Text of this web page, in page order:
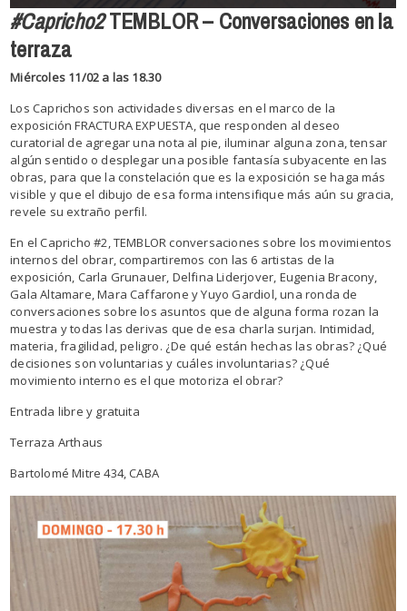
#Capricho2TEMBLOR – Conversaciones en la
terraza
Miércoles 11/02 a las 18.30
Los Caprichos son actividades diversas en el marco de la
exposición FRACTURA EXPUESTA, que responden al deseo
curatorial de agregar una nota al pie, iluminar alguna zona, tensar
algún sentido o desplegar una posible fantasía subyacente en las
obras, para que la constelación que es la exposición se haga más
visible y que el dibujo de esa forma intensifique más aún su gracia,
revele su extraño perfil.
En el Capricho #2, TEMBLOR conversaciones sobre los movimientos
internos del obrar, compartiremos con las 6 artistas de la
exposición, Carla Grunauer, Delfina Liderjover, Eugenia Bracony,
Gala Altamare, Mara Caffarone y Yuyo Gardiol, una ronda de
conversaciones sobre los asuntos que de alguna forma rozan la
muestra y todas las derivas que de esa charla surjan. Intimidad,
materia, fragilidad, peligro. ¿De qué están hechas las obras? ¿Qué
decisiones son voluntarias y cuáles involuntarias? ¿Qué
movimiento interno es el que motoriza el obrar?
Entrada libre y gratuita
Terraza Arthaus
Bartolomé Mitre 434, CABA